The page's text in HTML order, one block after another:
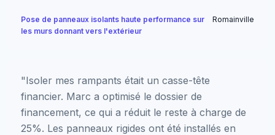
Pose de panneaux isolants haute performance sur
les murs donnant vers l'extérieur
Romainville
"Isoler mes rampants était un casse-tête
financier. Marc a optimisé le dossier de
financement, ce qui a réduit le reste à charge de
25%. Les panneaux rigides ont été installés en